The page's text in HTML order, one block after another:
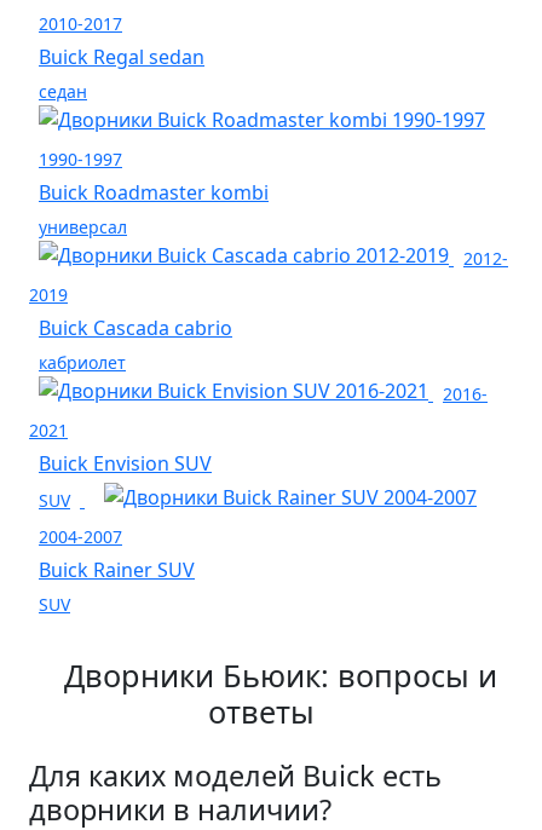
2010-2017
Buick Regal sedan
седан
1990-1997
Buick Roadmaster kombi
универсал
2012-
2019
Buick Cascada cabrio
кабриолет
2016-
2021
Buick Envision SUV
SUV
2004-2007
Buick Rainer SUV
SUV
Дворники Бьюик: вопросы и
ответы
Для каких моделей Buick есть
дворники в наличии?